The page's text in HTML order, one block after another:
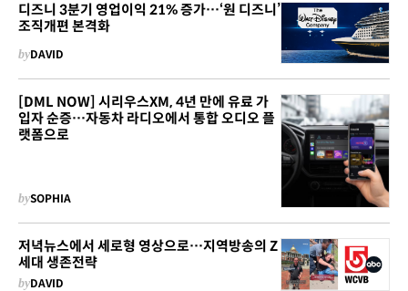
디즈니 3분기 영업이익 21% 증가…‘원 디즈니’
조직개편 본격화
byDAVID
[DML NOW] 시리우스XM, 4년 만에 유료 가
입자 순증…자동차 라디오에서 통합 오디오 플
랫폼으로
bySOPHIA
저녁뉴스에서 세로형 영상으로…지역방송의 Z
세대 생존전략
byDAVID